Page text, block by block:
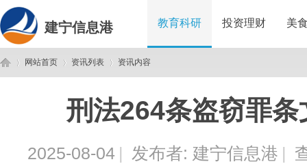
建宁信息港 教育科研 投资理财 美
网站首页 资讯列表
›
资讯内容
刑法264条盗窃罪
2025-08-04 | 发布者: 建宁信息港 |